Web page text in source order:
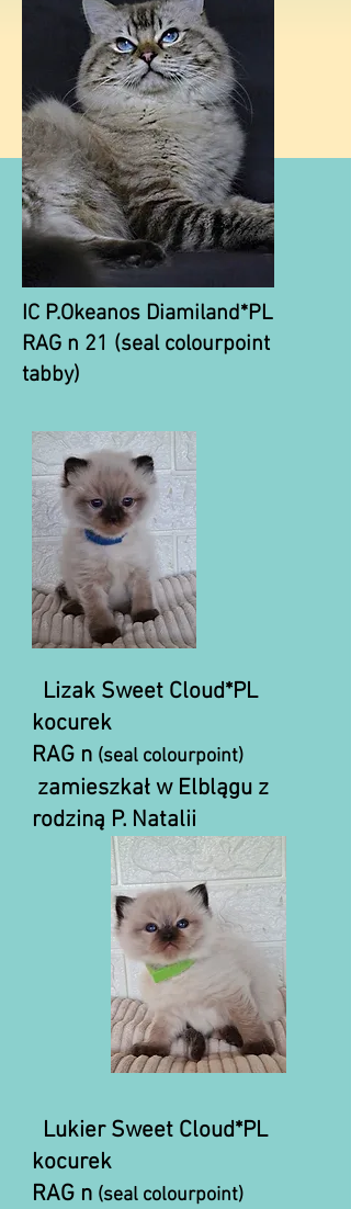
IC P.Okeanos Diamiland*PL
RAG n 21 (seal colourpoint
tabby)
Lizak Sweet Cloud*PL
kocurek
RAG n (seal colourpoint)
zamieszkał w Elblągu z
rodziną P. Natalii
Lukier Sweet Cloud*PL
kocurek
RAG n (seal colourpoint)